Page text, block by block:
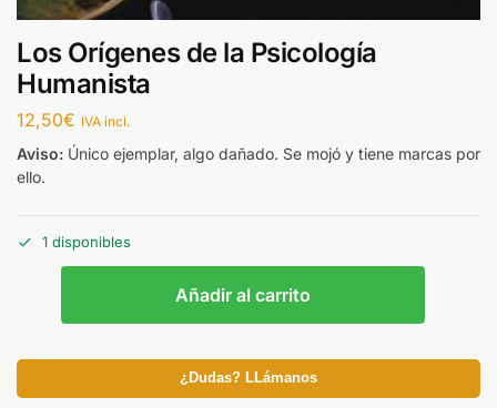
Los Orígenes de la Psicología
Humanista
12,50€ IVA incl.
Aviso: Único ejemplar, algo dañado. Se mojó y tiene marcas por
ello.
1 disponibles
Añadir al carrito
¿Dudas? LLámanos